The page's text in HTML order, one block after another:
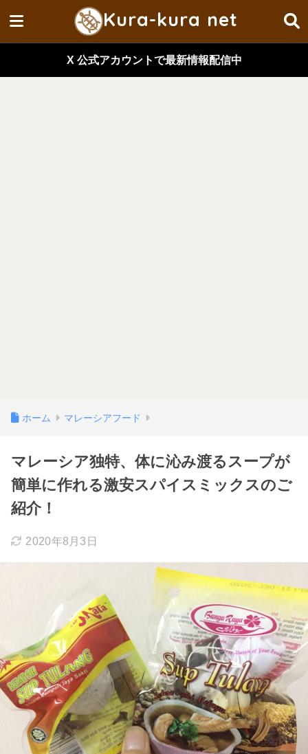
Kura-kura net
X 公式アカウントで最新情報配信中
ホーム マレーシアフード
マレーシア独特、体に沁み渡るスープが
簡単に作れる激安スパイスミックスのご
紹介！
2020年8月3日